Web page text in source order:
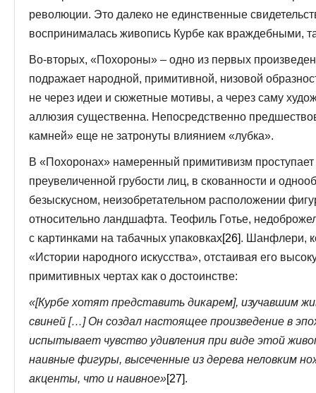
революции. Это далеко не единственные
воспринималась живопись Курбе как враждебными,
Во-вторых, «Похороны» – одно из первых
подражает народной, примитивной, низовой
не через идеи и сюжетные мотивы, а через саму
аллюзия существенна. Непосредственно
камней» еще не затронуты влиянием «лубка».
В «Похоронах» намеренный примитивизм проступает
преувеличенной грубости лиц, в скованности и
безыскусном, неизобретательном расположении
относительно ландшафта. Теофиль Готье,
с картинками на табачных упаковках[26]. Шанфлери,
«Истории народного искусства», отстаивая его
примитивных чертах как о достоинстве:
«[Курбе хотят представить дикарем], изучавшим
свиней […] Он создал настоящее произведение в
испытывает чувство удивления при виде этой
наивные фигуры, высеченные из дерева неловким
акценты, что и наивное»[27].